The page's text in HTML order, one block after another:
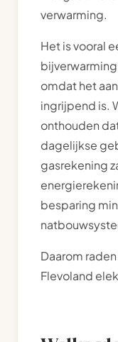
verwarming.
Het is vooral
omdat het
ingrijpend is.
onthouden
dagelijkse
gasrekening
besparing
Daarom
Flevoland